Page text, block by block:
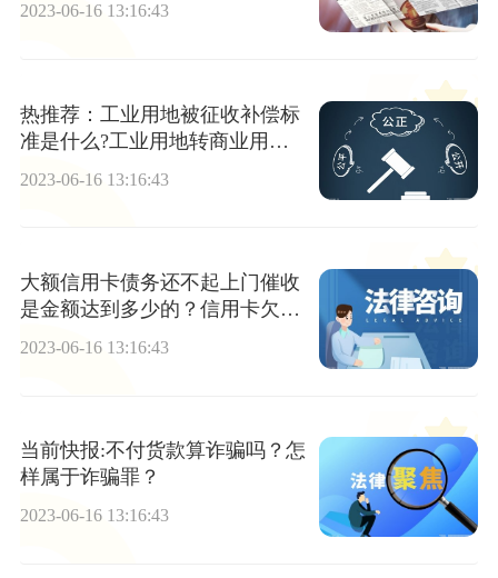
2023-06-16 13:16:43
热推荐：工业用地被征收补偿标
准是什么?工业用地转商业用地
2023-06-16 13:16:43
大额信用卡债务还不起上门催收
是金额达到多少的？信用卡欠太
多无力偿还银行起诉要经历什么
2023-06-16 13:16:43
当前快报:不付货款算诈骗吗？怎
样属于诈骗罪？
2023-06-16 13:16:43